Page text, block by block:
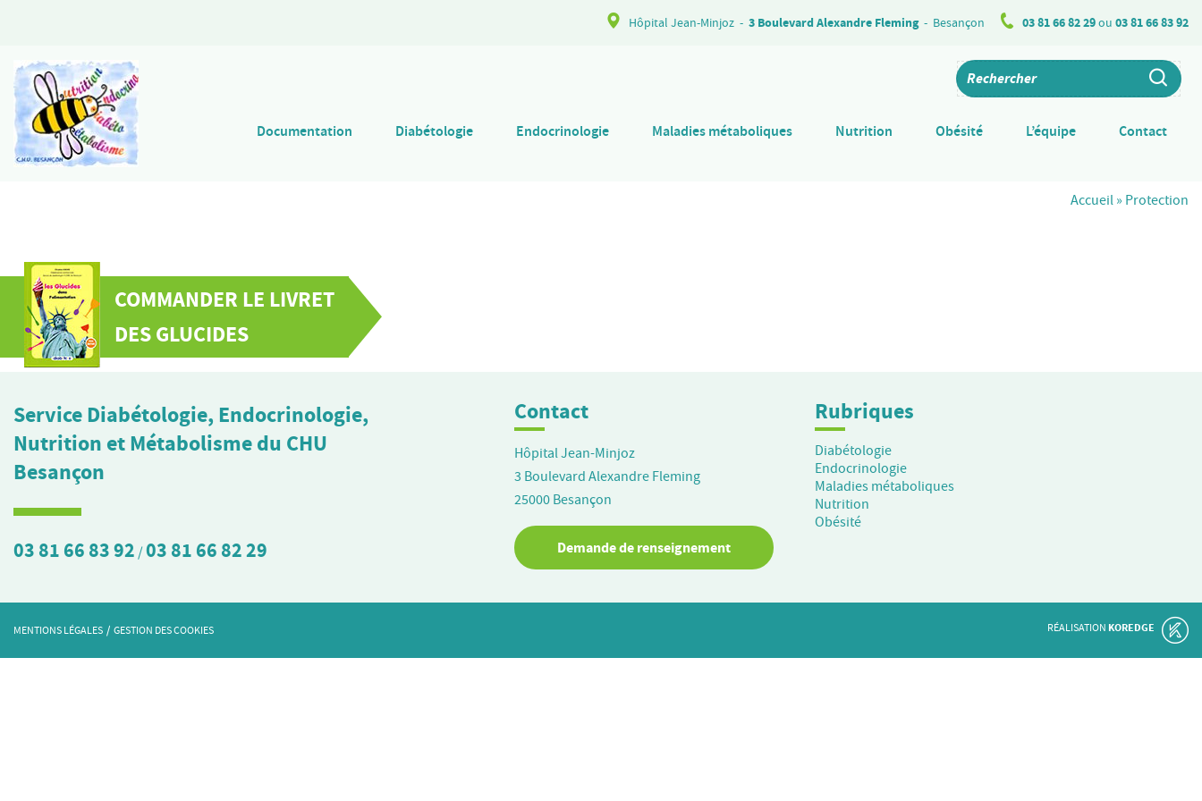
Hôpital Jean-Minjoz - 3 Boulevard Alexandre Fleming - Besançon 03 81 66 82 29ou 03 81 66 83 92
Documentation Diabétologie Endocrinologie Maladies métaboliques Nutrition Obésité L’équipe Contact
Accueil » Protection
COMMANDER LE LIVRET
DES GLUCIDES
Service Diabétologie, Endocrinologie,
Nutrition et Métabolisme du CHU
Besançon
03 81 66 83 92 /03 81 66 82 29
Contact
Hôpital Jean-Minjoz
3 Boulevard Alexandre Fleming
25000 Besançon
Demande de renseignement
Rubriques
Diabétologie
Endocrinologie
Maladies métaboliques
Nutrition
Obésité
MENTIONS LÉGALES / GESTION DES COOKIES RÉALISATION KOREDGE